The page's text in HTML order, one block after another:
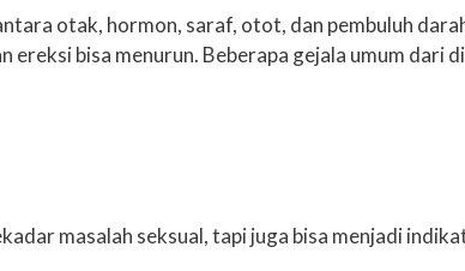
otak, hormon, saraf, otot, dan pembuluh
ereksi bisa menurun. Beberapa gejala umum dari
masalah seksual, tapi juga bisa menjadi